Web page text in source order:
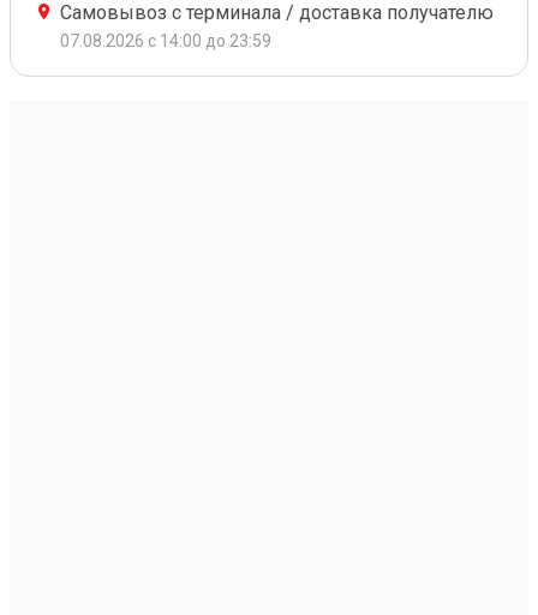
Самовывоз с терминала / доставка получателю
07.08.2026 с 14:00 до 23:59